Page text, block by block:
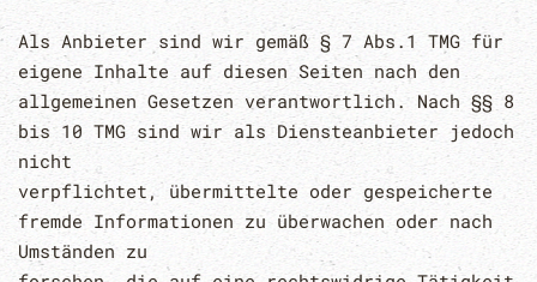
Als Anbieter sind wir gemäß § 7 Abs.1 TMG für
eigene Inhalte auf diesen Seiten nach den
allgemeinen Gesetzen verantwortlich. Nach §§ 8
bis 10 TMG sind wir als Diensteanbieter jedoch
nicht
verpflichtet, übermittelte oder gespeicherte
fremde Informationen zu überwachen oder nach
Umständen zu